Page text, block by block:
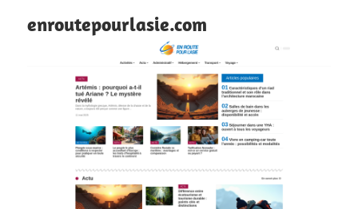
enroutepourlasie.com